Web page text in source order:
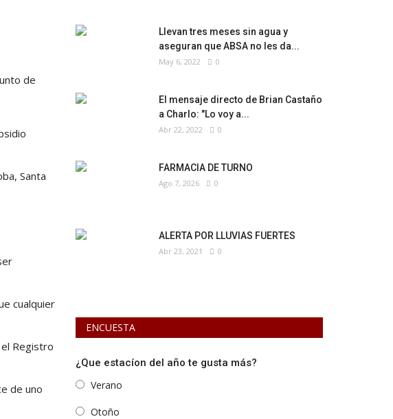
de
Santa
cualquier
Registro
de uno
Llevan tres meses sin agua y
aseguran que ABSA no les da...
May 6, 2022 0
El mensaje directo de Brian Castaño
a Charlo: "Lo voy a...
Abr 22, 2022 0
FARMACIA DE TURNO
Ago 7, 2026 0
ALERTA POR LLUVIAS FUERTES
Abr 23, 2021 0
ENCUESTA
¿Que estacíon del año te gusta más?
Verano
Otoño